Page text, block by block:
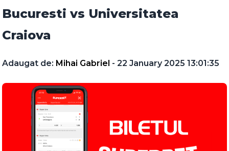
Bucuresti vs Universitatea
Craiova
Adaugat de: Mihai Gabriel - 22 January 2025 13:01:35